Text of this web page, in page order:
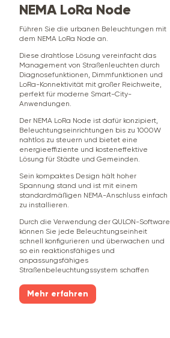
NEMA LoRa Node
Führen Sie die urbanen Beleuchtungen mit
dem NEMA LoRa Node an.
Diese drahtlose Lösung vereinfacht das
Management von Straßenleuchten durch
Diagnosefunktionen, Dimmfunktionen und
LoRa-Konnektivität mit großer Reichweite,
perfekt für moderne Smart-City-
Anwendungen.
Der NEMA LoRa Node ist dafür konzipiert,
Beleuchtungseinrichtungen bis zu 1000W
nahtlos zu steuern und bietet eine
energieeffiziente und kosteneffektive
Lösung für Städte und Gemeinden.
Sein kompaktes Design hält hoher
Spannung stand und ist mit einem
standardmäßigen NEMA-Anschluss einfach
zu installieren.
Durch die Verwendung der QULON-Software
können Sie jede Beleuchtungseinheit
schnell konfigurieren und überwachen und
so ein reaktionsfähiges und
anpassungsfähiges
Straßenbeleuchtungssystem schaffen
Mehr erfahren